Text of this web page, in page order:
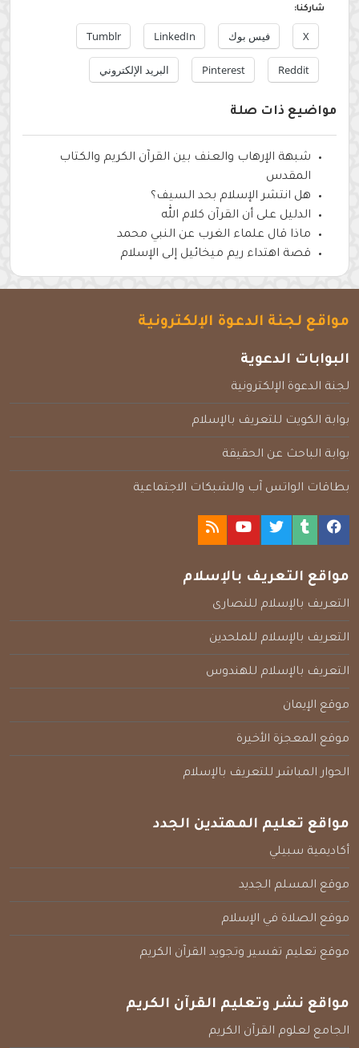
شاركنا:
X فيس بوك LinkedIn
Tumblr
Reddit
Pinterest البريد الإلكتروني
مواضيع ذات صلة
شبهة الإرهاب والعنف بين القرآن الكريم والكتاب
المقدس
هل انتشر الإسلام بحد السيف؟
الدليل على أن القرآن كلام الله
ماذا قال علماء الغرب عن النبي محمد
قصة اهتداء ريم ميخائيل إلى الإسلام
مواقع لجنة الدعوة الإلكترونية
البوابات الدعوية
لجنة الدعوة الإلكترونية
بوابة الكويت للتعريف بالإسلام
بوابة الباحث عن الحقيقة
بطاقات الواتس آب والشبكات الاجتماعية
مواقع التعريف بالإسلام
التعريف بالإسلام للنصارى
التعريف بالإسلام للملحدين
التعريف بالإسلام للهندوس
موقع الإيمان
موقع المعجزة الأخيرة
الحوار المباشر للتعريف بالإسلام
مواقع تعليم المهتدين الجدد
أكاديمية سبيلي
موقع المسلم الجديد
موقع الصلاة في الإسلام
موقع تعليم تفسير وتجويد القرآن الكريم
مواقع نشر وتعليم القرآن الكريم
الجامع لعلوم القرآن الكريم